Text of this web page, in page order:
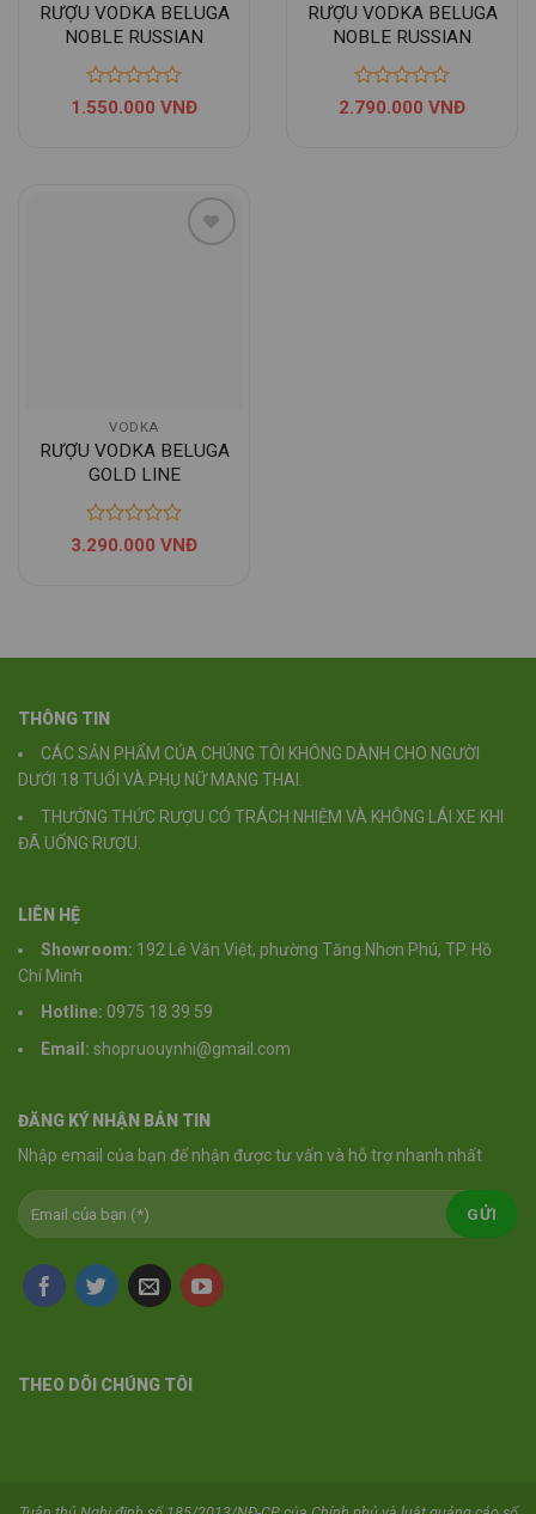
RƯỢU VODKA BELUGA
NOBLE RUSSIAN
EXPORT 1L
1.550.000 VNĐ
RƯỢU VODKA BELUGA
NOBLE RUSSIAN
EXPORT 1.75L
2.790.000 VNĐ
VODKA
RƯỢU VODKA BELUGA
GOLD LINE
3.290.000 VNĐ
THÔNG TIN
CÁC SẢN PHẨM CỦA CHÚNG TÔI KHÔNG DÀNH CHO NGƯỜI
DƯỚI 18 TUỔI VÀ PHỤ NỮ MANG THAI.
THƯỞNG THỨC RƯỢU CÓ TRÁCH NHIỆM VÀ KHÔNG LÁI XE KHI
ĐÃ UỐNG RƯỢU.
LIÊN HỆ
Showroom: 192 Lê Văn Việt, phường Tăng Nhơn Phú, TP. Hồ
Chí Minh
Hotline: 0975 18 39 59
Email: shopruouynhi@gmail.com
ĐĂNG KÝ NHẬN BẢN TIN
Nhập email của bạn để nhận được tư vấn và hỗ trợ nhanh nhất
THEO DÕI CHÚNG TÔI